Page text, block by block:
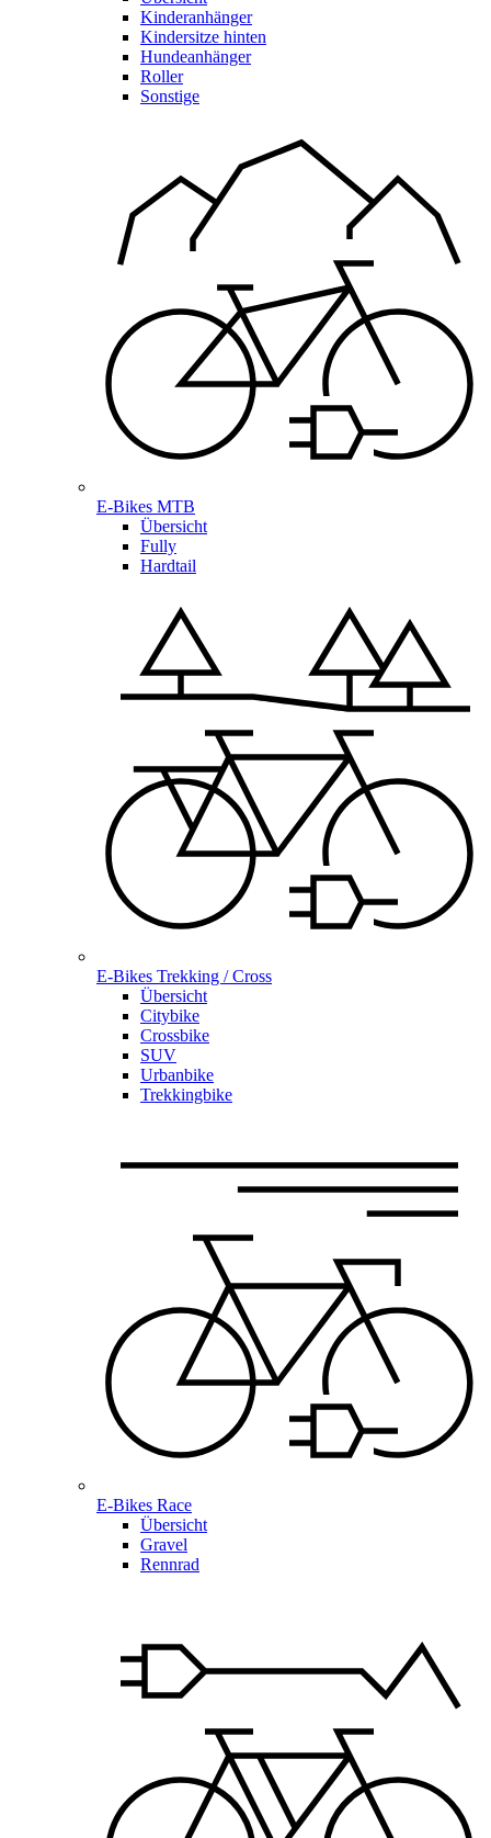
Kinderanhänger
Kindersitze hinten
Hundeanhänger
Roller
Sonstige
E-Bikes MTB
Übersicht
Fully
Hardtail
E-Bikes Trekking / Cross
Übersicht
Citybike
Crossbike
SUV
Urbanbike
Trekkingbike
E-Bikes Race
Übersicht
Gravel
Rennrad